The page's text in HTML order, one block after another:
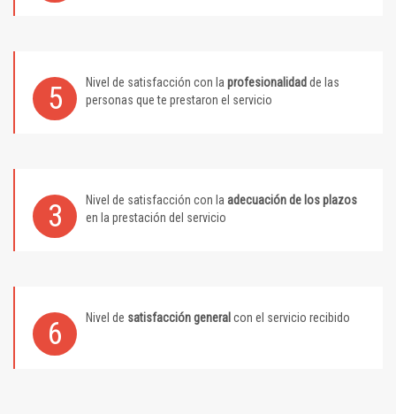
5 Nivel de satisfacción con la profesionalidad de las
personas que te prestaron el servicio
3 Nivel de satisfacción con la adecuación de los plazos
en la prestación del servicio
6 Nivel de satisfacción general con el servicio recibido